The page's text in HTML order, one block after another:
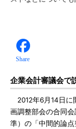
Share
企業会計審議会で
2012年6月14日に
画調整部会の合同
準）の「中間的論